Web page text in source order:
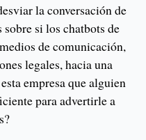
la conversación de
si los chatbots de
de comunicación,
legales, hacia una
empresa que alguien
para advertirle a